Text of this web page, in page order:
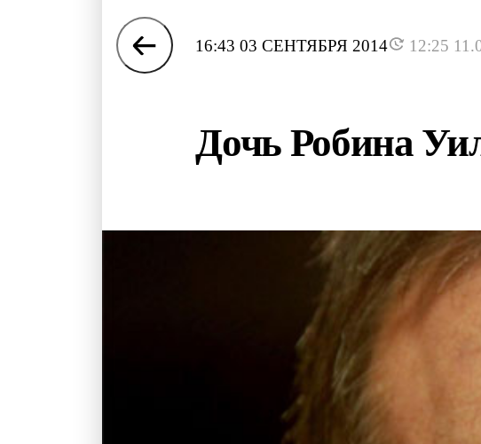
16:43 03 СЕНТЯБРЯ 2014 12:25
Дочь Робина